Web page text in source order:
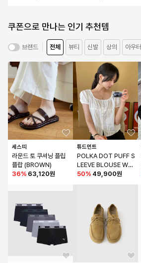
쿠폰으로 만나는 인기 추천템
브랜드 전체 뷰티 신발 상의 아우터
세스띠
라운드 토 쿠셔닝 플립
플랍 (BROWN)
36% 63,120원
튜드먼트
POLKA DOT PUFF S
LEEVE BLOUSE WHI
TE
50% 49,900원